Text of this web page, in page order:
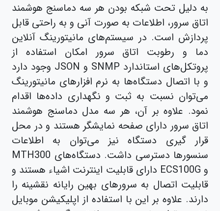
به دلیل تحت شبکه بودن هر سه دماسنج هوشمند
اتاق سرور، اطلاعات به صورت آنی و به راحتی قابل
پردازش است. در سیستم‌های مانیتورینگ آنلاین
دما و رطوبت اتاق سرور امکان استفاده از
پروتکل‌های استاندارد SNMP و JSON وجود دارد
و با اتصال دستگاه‌ها به نرم افزارهای مانیتورینگ
می‌توان نسبت به ثبت و نگهداری داده‌ها اقدام
نمود. علاوه بر آن، هر سه مدل دماسنج هوشمند
اتاق سرور دارای صفحه نمایشگر هستند و در محل
قرار گیری دستگاه نیز می‌توان به اطلاعات
سنسورها دسترسی داشت. دستگاه‌های MTH300
و ECS100G دارای قابلیت اینترنت اشیاء هستند و
قابلیت اتصال به سرورهای بهین رایانه نقشینه را
دارند. علاوه بر این با استفاده از اپلیکیشن موبایل